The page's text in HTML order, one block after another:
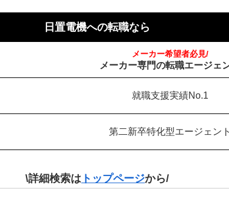
日置電機への転職なら
メーカー希望者必見/
メーカー専門の転職エージェ
就職支援実績No.1
第二新卒特化型エージェント
\詳細検索は トップページから/